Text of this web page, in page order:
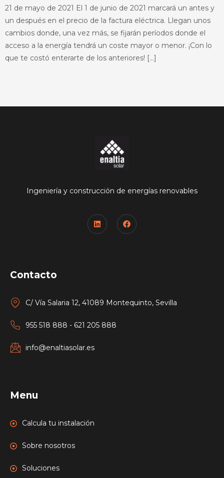
21 de mayo de 2021 El 1 de junio de 2021 marcará un antes y
un después en el precio de la factura eléctrica. Llegan unos
cambios donde, una vez más, se fijarán períodos donde el
acceso a la energía tendrá un coste mayor o menor. ¡Con lo
que te costó enterarte de los anteriores! […]
Ingeniería y construcción de energías renovables
Contacto
C/ Vía Salaria 12, 41089 Montequinto, Sevilla
955 518 888 - 621 205 888
info@enaltiasolar.es
Menu
Calcula tu instalación
Sobre nosotros
Soluciones